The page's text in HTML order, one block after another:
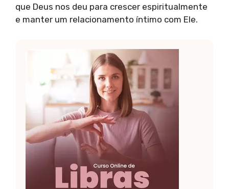
que Deus nos deu para crescer espiritualmente
e manter um relacionamento íntimo com Ele.